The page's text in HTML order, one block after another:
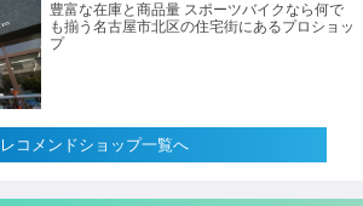
豊富な在庫と商品量 スポーツバイクなら何で
も揃う名古屋市北区の住宅街にあるプロショッ
プ
レコメンドショップ一覧へ